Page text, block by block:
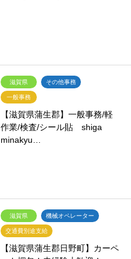
滋賀県 その他事務
一般事務
【滋賀県蒲生郡】一般事務/軽
作業/検査/シール貼 shiga
minakyu…
滋賀県 機械オペレーター
交通費別途支給
【滋賀県蒲生郡日野町】カーペ